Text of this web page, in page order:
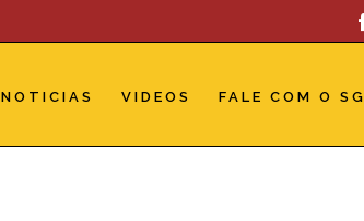
NOTICIAS VIDEOS FALE COM O SG